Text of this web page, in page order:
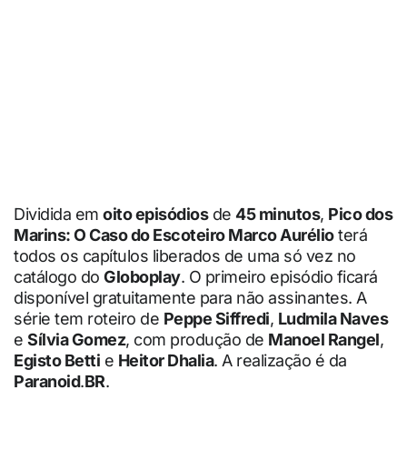
Dividida em oito episódiosde 45 minutos, Pico dos
Marins: O Caso do Escoteiro Marco Aurélioterá
todos os capítulos liberados de uma só vez no
catálogo do Globoplay. O primeiro episódio ficará
disponível gratuitamente para não assinantes. A
série tem roteiro de Peppe Siffredi, Ludmila Naves
e Sílvia Gomez, com produção de Manoel Rangel,
Egisto Betti e Heitor Dhalia. A realização é da
Paranoid.BR.